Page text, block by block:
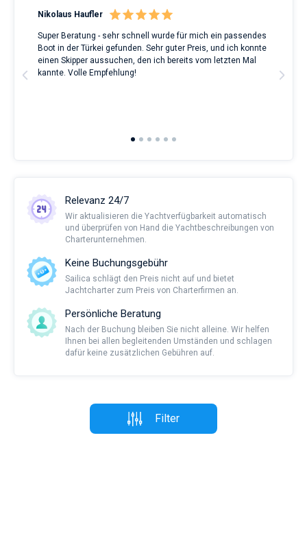
Nikolaus Haufler
Super Beratung - sehr schnell wurde für mich ein passendes
Boot in der Türkei gefunden. Sehr guter Preis, und ich konnte
einen Skipper aussuchen, den ich bereits vom letzten Mal
kannte. Volle Empfehlung!
Relevanz 24/7
Wir aktualisieren die Yachtverfügbarkeit automatisch
und überprüfen von Hand die Yachtbeschreibungen von
Charterunternehmen.
Keine Buchungsgebühr
Sailica schlägt den Preis nicht auf und bietet
Jachtcharter zum Preis von Charterfirmen an.
Persönliche Beratung
Nach der Buchung bleiben Sie nicht alleine. Wir helfen
Ihnen bei allen begleitenden Umständen und schlagen
dafür keine zusätzlichen Gebühren auf.
Filter